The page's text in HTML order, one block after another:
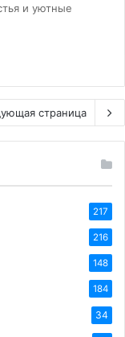
и уютные
страница
217
216
148
184
34